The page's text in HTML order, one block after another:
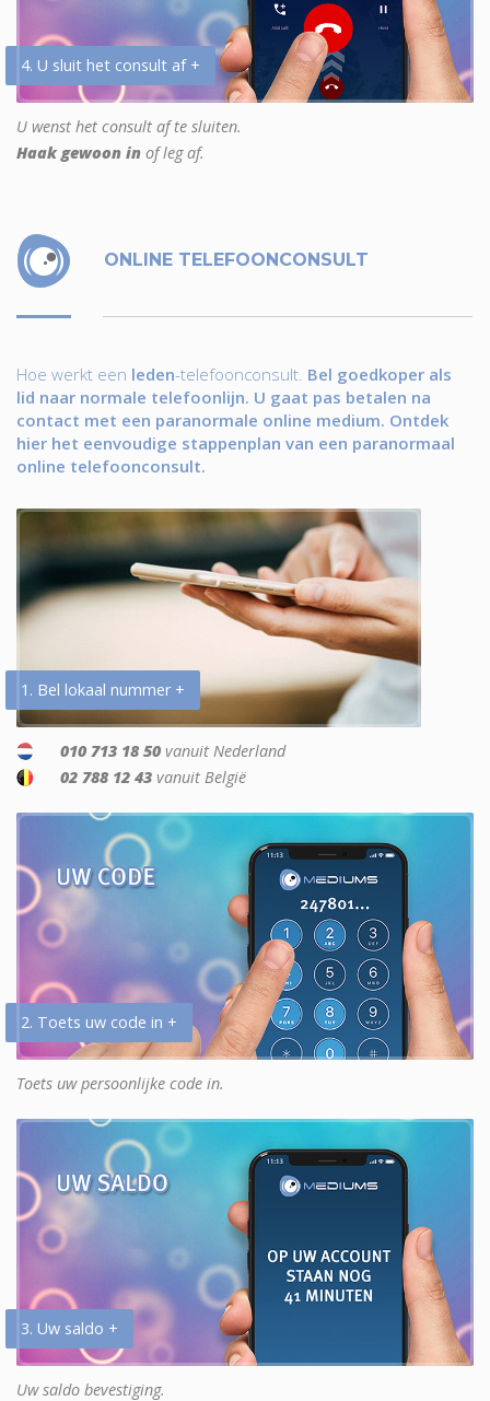
4. U sluit het consult af +
U wenst het consult af te sluiten.
Haak gewoon in of leg af.
ONLINE TELEFOONCONSULT
Hoe werkt een leden-telefoonconsult. Bel goedkoper als
lid naar normale telefoonlijn. U gaat pas betalen na
contact met een paranormale online medium. Ontdek
hier het eenvoudige stappenplan van een paranormaal
online telefoonconsult.
1. Bel lokaal nummer +
010 713 18 50 vanuit Nederland
02 788 12 43 vanuit België
2. Toets uw code in +
Toets uw persoonlijke code in.
3. Uw saldo +
Uw saldo bevestiging.